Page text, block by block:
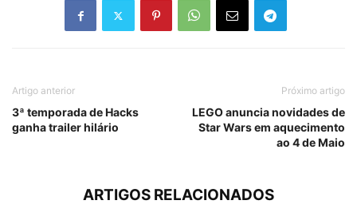
Artigo anterior
3ª temporada de Hacks
ganha trailer hilário
Próximo artigo
LEGO anuncia novidades de
Star Wars em aquecimento
ao 4 de Maio
ARTIGOS RELACIONADOS